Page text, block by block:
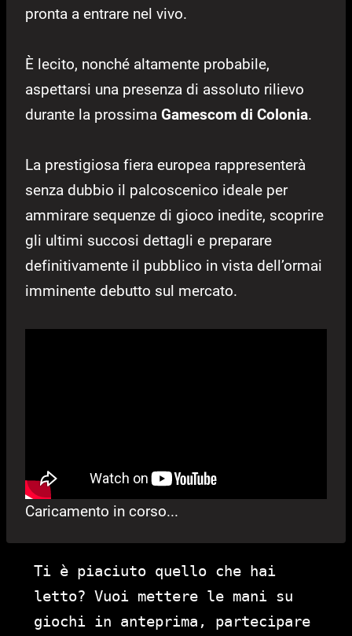
pronta a entrare nel vivo.
È lecito, nonché altamente probabile,
aspettarsi una presenza di assoluto rilievo
durante la prossima Gamescom di Colonia.
La prestigiosa fiera europea rappresenterà
senza dubbio il palcoscenico ideale per
ammirare sequenze di gioco inedite, scoprire
gli ultimi succosi dettagli e preparare
definitivamente il pubblico in vista dell’ormai
imminente debutto sul mercato.
Caricamento in corso...
Ti è piaciuto quello che hai
letto? Vuoi mettere le mani su
giochi in anteprima, partecipare